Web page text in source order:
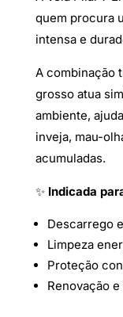
quem procura
intensa e
A combinação
grosso atua
ambiente,
inveja, mau-
acumuladas.
✨ Indicada
Descarrego
Limpeza
Proteção
Renovação